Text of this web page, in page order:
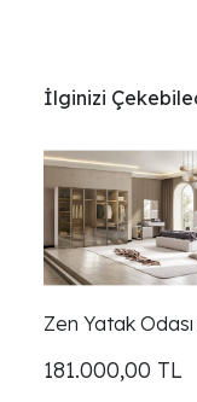
İlginizi
Zen Yatak
181.000,00 TL